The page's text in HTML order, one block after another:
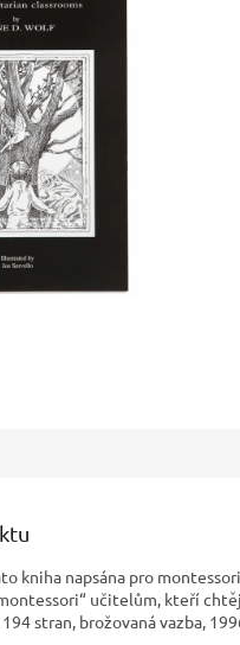
kniha napsána pro
učitelům, kteří
stran, brožovaná vazba,